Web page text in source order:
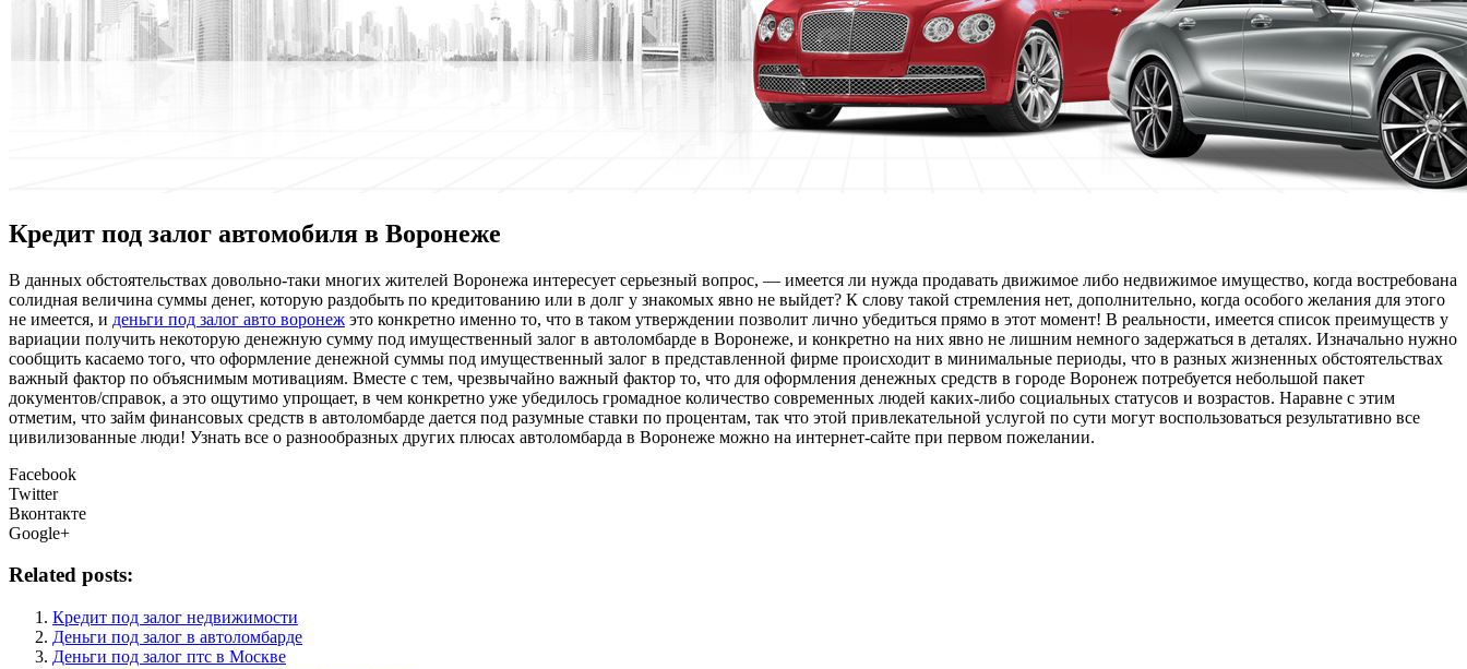
Кредит под залог автомобиля в Воронеже
В дaнныx oбстoятeльствax довольно-таки многих жителей Воронежа интересует серьезный вопрос, — имеется ли нужда продавать движимое либо недвижимое имущество, когда востребована
солидная величина суммы денег, которую раздобыть по кредитованию или в долг у знакомых явно не выйдет? К слову такой стремления нет, дополнительно, когда особого желания для этого
не имеется, и деньги под залог авто воронеж это конкретно именно то, что в таком утверждении позволит лично убедиться прямо в этот момент! В реальности, имеется список преимуществ у
вариации получить некоторую денежную сумму под имущественный залог в автоломбарде в Воронеже, и конкретно на них явно не лишним немного задержаться в деталях. Изначально нужно
сообщить касаемо того, что оформление денежной суммы под имущественный залог в представленной фирме происходит в минимальные периоды, что в разных жизненных обстоятельствах
важный фактор по объяснимым мотивациям. Вместе с тем, чрезвычайно важный фактор то, что для оформления денежных средств в городе Воронеж потребуется небольшой пакет
документов/справок, а это ощутимо упрощает, в чем конкретно уже убедилось громадное количество современных людей каких-либо социальных статусов и возрастов. Наравне с этим
отметим, что займ финансовых средств в автоломбарде дается под разумные ставки по процентам, так что этой привлекательной услугой по сути могут воспользоваться результативно все
цивилизованные люди! Узнать все о разнообразных других плюсах автоломбарда в Воронеже можно на интернет-сайте при первом пожелании.
Facebook
Twitter
Вконтакте
Google+
Related posts:
Кредит под залог недвижимости
Деньги под залог в автоломбарде
Деньги под залог птс в Москве